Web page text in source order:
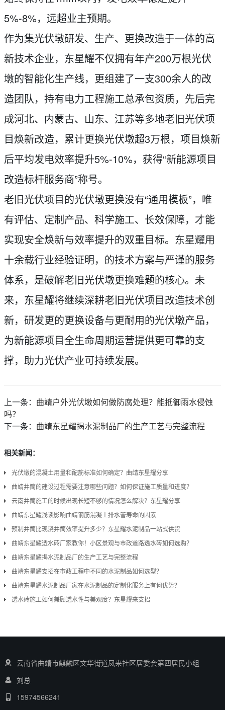
5%-8%，远超业主预期。
作为集光伏墩研发、生产、更换改造于一体的高
新技术企业，东星耀不仅拥有年产200万根光伏
墩的智能化生产线，更组建了一支300余人的改
造团队，持有电力工程施工总承包资质，先后完
成河北、内蒙古、山东、江苏等多地老旧光伏项
目焕新改造，累计更换光伏墩超3万根，项目焕新
后平均发电效率提升5%-10%，获得“新能源项目
改造标杆服务商”称号。
老旧光伏项目的光伏墩更换没有“通用模板”，唯
有评估、定制产品、科学施工、长效保障，才能
实现安全焕新与效率提升的双重目标。东星耀用
十余载行业经验证明，的技术方案与严谨的服务
体系，是破解老旧光伏墩更换难题的核心。未
来，东星耀将继续深耕老旧光伏项目改造技术创
新，研发更的更换设备与更耐用的光伏墩产品，
为新能源项目全生命周期运营提供更可靠的支
撑，助力光伏产业可持续发展。
上一条： 曲靖户外光伏墩如何做防腐处理？能抵御雨水侵蚀
吗？
下一条： 曲靖东星耀揭水泥制品厂的生产工艺与完整流程
相关新闻：
光伏墩的混凝土用量和配筋标准如何确定？曲靖东星耀分享
曲靖井筒的建设过程需要注意哪些问题？如何保证施工质量和进度？
云南井筒施工的时候出现长短不够的情况怎么解决？东星耀分享
曲靖东星耀浅谈影响曲靖钢筋混凝土排水管寿命的因素
预制井筒比现浇井筒效率提升多少？东星耀水泥制品一站式供货
曲靖东星耀透水砖厂家教你！小区景观与市政道路透水砖如何选购？
曲靖东星耀揭水泥制品厂的生产工艺与完整流程
曲靖东星耀支招在市政工程中不同的水泥制品如何选型？
曲靖东星耀水泥制品厂家在水泥制品的定制化服务上有何优势？
透水砖施工如何兼顾透水性与美观度？东星耀来支招
云南省曲靖市麒麟区文华街道凤来社区居委会第四居民小组
刘总
15974566241